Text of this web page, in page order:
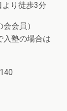
り徒歩3分
会員）
塾の場合は